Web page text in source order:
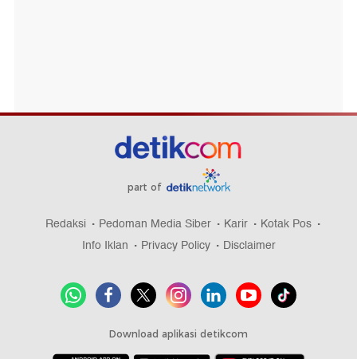
part of
Redaksi Pedoman Media Siber Karir
Kotak Pos
Info Iklan
Privacy Policy Disclaimer
Download aplikasi detikcom